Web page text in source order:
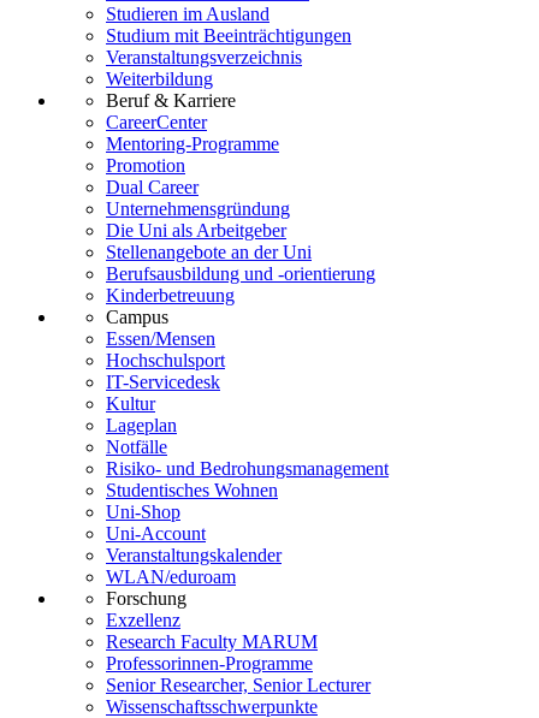
Studieren im Ausland
Studium mit Beeinträchtigungen
Veranstaltungsverzeichnis
Weiterbildung
Beruf & Karriere
CareerCenter
Mentoring-Programme
Promotion
Dual Career
Unternehmensgründung
Die Uni als Arbeitgeber
Stellenangebote an der Uni
Berufsausbildung und -orientierung
Kinderbetreuung
Campus
Essen/Mensen
Hochschulsport
IT-Servicedesk
Kultur
Lageplan
Notfälle
Risiko- und Bedrohungsmanagement
Studentisches Wohnen
Uni-Shop
Uni-Account
Veranstaltungskalender
WLAN/eduroam
Forschung
Exzellenz
Research Faculty MARUM
Professorinnen-Programme
Senior Researcher, Senior Lecturer
Wissenschaftsschwerpunkte